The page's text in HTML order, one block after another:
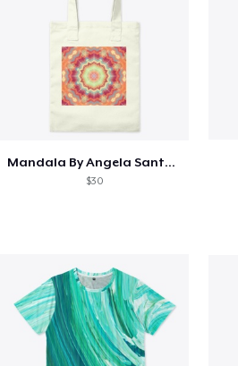
Mandala By Angela Santana Designs
$30